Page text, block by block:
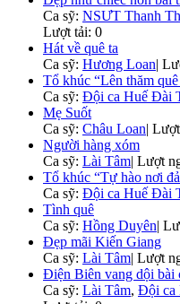
Ca sỹ: NSƯT Thanh
Lượt tải: 0
Hát về quê ta
Ca sỹ: Hương Loan|
Tổ khúc “Lên thăm
Ca sỹ: Đội ca Huế Đài
Mẹ Suốt
Ca sỹ: Châu Loan|
Người hàng xóm
Ca sỹ: Lài Tâm| Lượt
Tổ khúc “Tự hào nơi
Ca sỹ: Đội ca Huế Đài
Tình quê
Ca sỹ: Hồng Duyên|
Đẹp mãi Kiến Giang
Ca sỹ: Lài Tâm| Lượt
Điện Biên vang dội bài
Ca sỹ: Lài Tâm, Đội ca